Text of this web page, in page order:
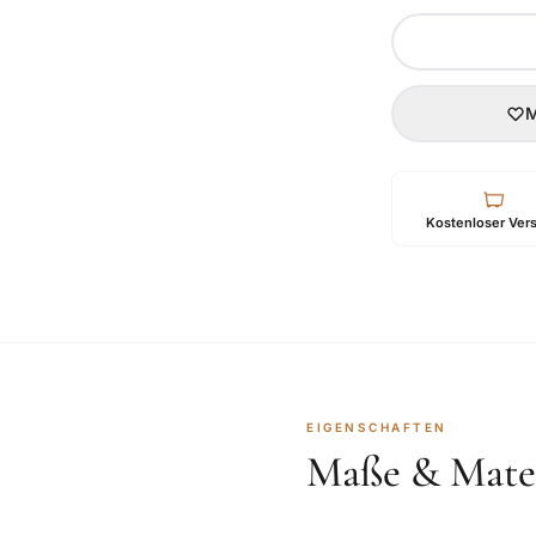
Kostenloser
EIGENSCHAFTEN
Maße &